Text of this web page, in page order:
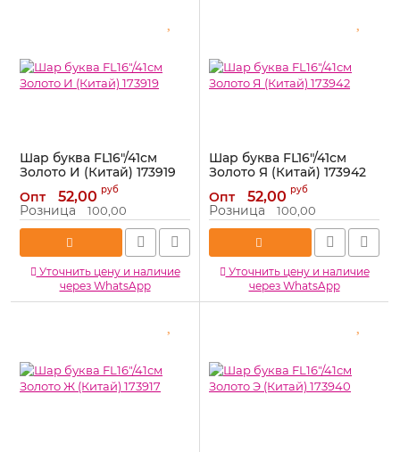
Шар буква FL16"/41см
Золото И (Китай) 173919
Артикул: 173919
Опт 52,00 руб
Розница 100,00
Уточнить цену и наличие
через WhatsApp
Шар буква FL16"/41см
Золото Я (Китай) 173942
Артикул: 173942
Опт 52,00 руб
Розница 100,00
Уточнить цену и наличие
через WhatsApp